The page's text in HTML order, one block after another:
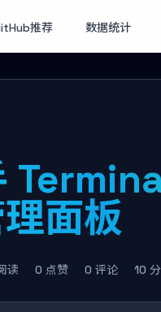
推荐 数据统计
面板
读 0 点赞 0 评论 10